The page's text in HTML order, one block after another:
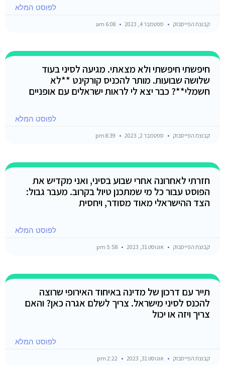
לפוסט המלא
קבוצת הפייסבוק ספטמבר 4, 2023
חיפשתי חיפשתי ולא מצאתי. מגיעה לסיני בעוד
שלושה שבועות. מותר להכניס קורקינט **לא
חשמלי**? כבר יצא לי לראות ישראלים עם אופניים
לפוסט המלא
קבוצת הפייסבוק ספטמבר 2, 2023
חזרתי לאחרונה אחרי שבוע בסיני, ואני מקדיש את
הפוסט עבור כל מי שמתכנן טיול בקרוב. מעבר גבול:
הצד ההישראלי מאוד מסודר, ויחסית
לפוסט המלא
קבוצת הפייסבוק אוגוסט 31, 2023
תייר עם דרכון של מדינה באיחוד האירופי שרוצה
להכנס לסיני מישראל. צריך לשלם אגרה כאן? והאם
צריך ויזה או יכול
לפוסט המלא
קבוצת הפייסבוק אוגוסט 31, 2023